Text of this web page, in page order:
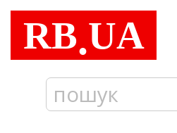
RB.UA